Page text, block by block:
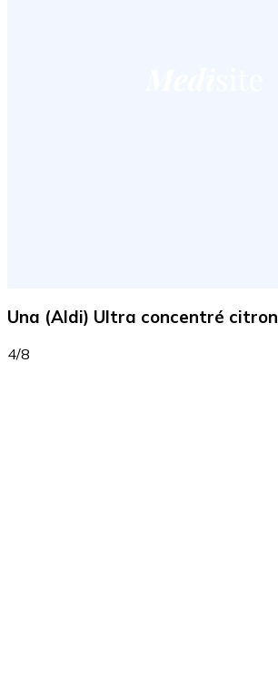
Una (Aldi) Ultra concentré citron
4/8